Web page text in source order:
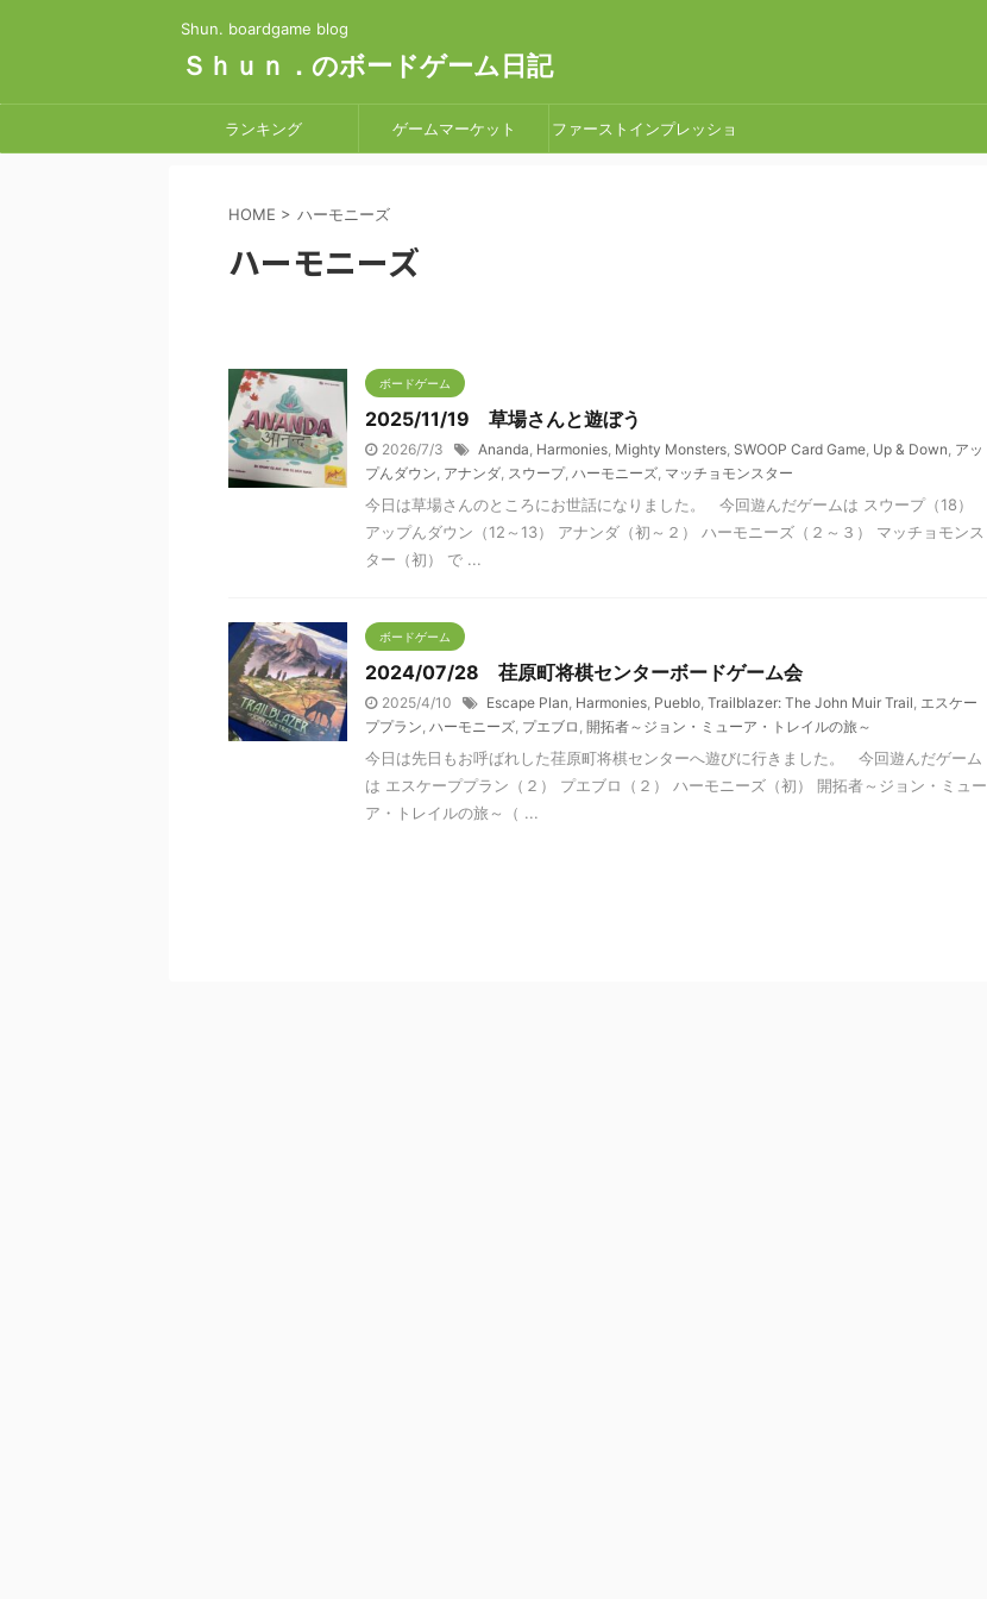
Shun. boardgame blog
Ｓｈｕｎ．のボードゲーム日記
ランキング ゲームマーケット ファーストインプレッショ
HOME > ハーモニーズ
ハーモニーズ
ボードゲーム
2025/11/19 草場さんと遊ぼう
2026/7/3 Ananda, Harmonies, Mighty Monsters, SWOOP Card Game, Up & Down, アッ
プんダウン, アナンダ, スウープ, ハーモニーズ, マッチョモンスター
今日は草場さんのところにお世話になりました。 今回遊んだゲームは スウープ（18）
アップんダウン（12～13） アナンダ（初～２） ハーモニーズ（２～３） マッチョモンス
ター（初） で ...
ボードゲーム
2024/07/28 荏原町将棋センターボードゲーム会
2025/4/10 Escape Plan, Harmonies, Pueblo, Trailblazer: The John Muir Trail, エスケー
ププラン, ハーモニーズ, プエブロ , 開拓者～ジョン・ミューア・トレイルの旅～
今日は先日もお呼ばれした荏原町将棋センターへ遊びに行きました。 今回遊んだゲーム
は エスケーププラン（２） プエブロ（２） ハーモニーズ（初） 開拓者～ジョン・ミュー
ア・トレイルの旅～（ ...